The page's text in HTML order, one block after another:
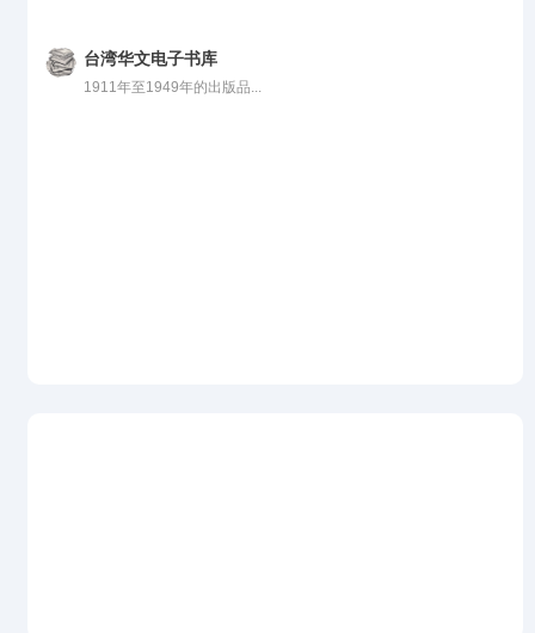
台湾华文电子书库
1911年至1949年的出版品...